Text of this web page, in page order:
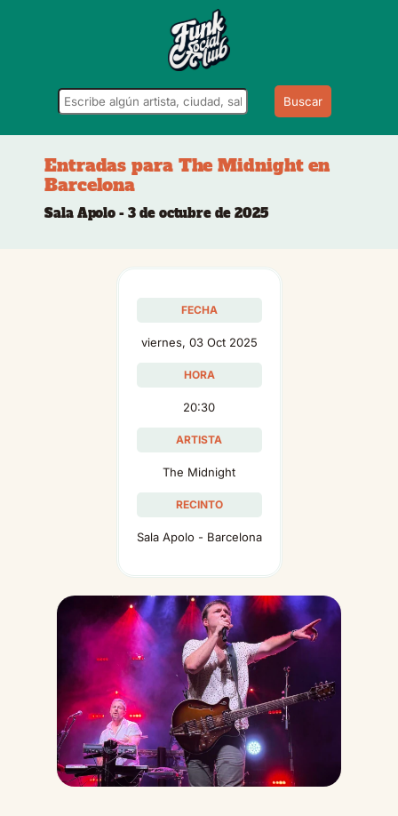
Buscar
Entradas para The Midnight en
Barcelona
Sala Apolo - 3 de octubre de 2025
FECHA
viernes, 03 Oct 2025
HORA
20:30
ARTISTA
The Midnight
RECINTO
Sala Apolo - Barcelona